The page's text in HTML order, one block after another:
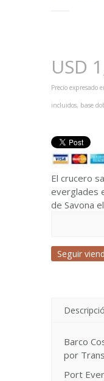
USD
Precio expresado
incluidos, base
El crucero
everglades
de Savona
Seguir
Barco
por
Port